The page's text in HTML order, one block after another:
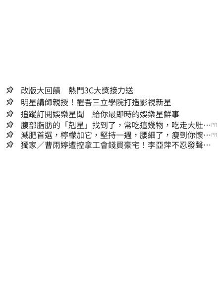
改版大回饋 熱門3C大獎接力送
明星講師親授！醒吾三立學院打造影視新星
追蹤訂閱娛樂星聞 給你最即時的娛樂星鮮事
腹部脂肪的「剋星」找到了，常吃這幾物，吃走大肚
囊，瘦出小蠻腰
PR
減肥首選，檸檬加它，堅持一週，腰細了，瘦到你懷疑
人生
PR
獨家／曹雨婷遭控拿工會錢買豪宅！李亞萍不忍發聲：